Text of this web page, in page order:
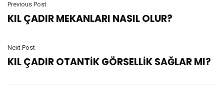
Previous Post
KIL ÇADIR MEKANLARI NASIL OLUR?
Next Post
KIL ÇADIR OTANTİK GÖRSELLİK SAĞLAR MI?